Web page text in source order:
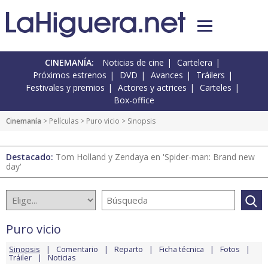
CINEMANÍA: Noticias de cine
Cartelera
Próximos estrenos
DVD Avances
Tráilers
Festivales y premios
Actores y actrices
Carteles
Box-office
Cinemanía > Películas > Puro vicio > Sinopsis
Destacado: Tom Holland y Zendaya en 'Spider-man: Brand new
day'
Puro vicio
Sinopsis Comentario Reparto Ficha técnica Fotos
Tráiler Noticias